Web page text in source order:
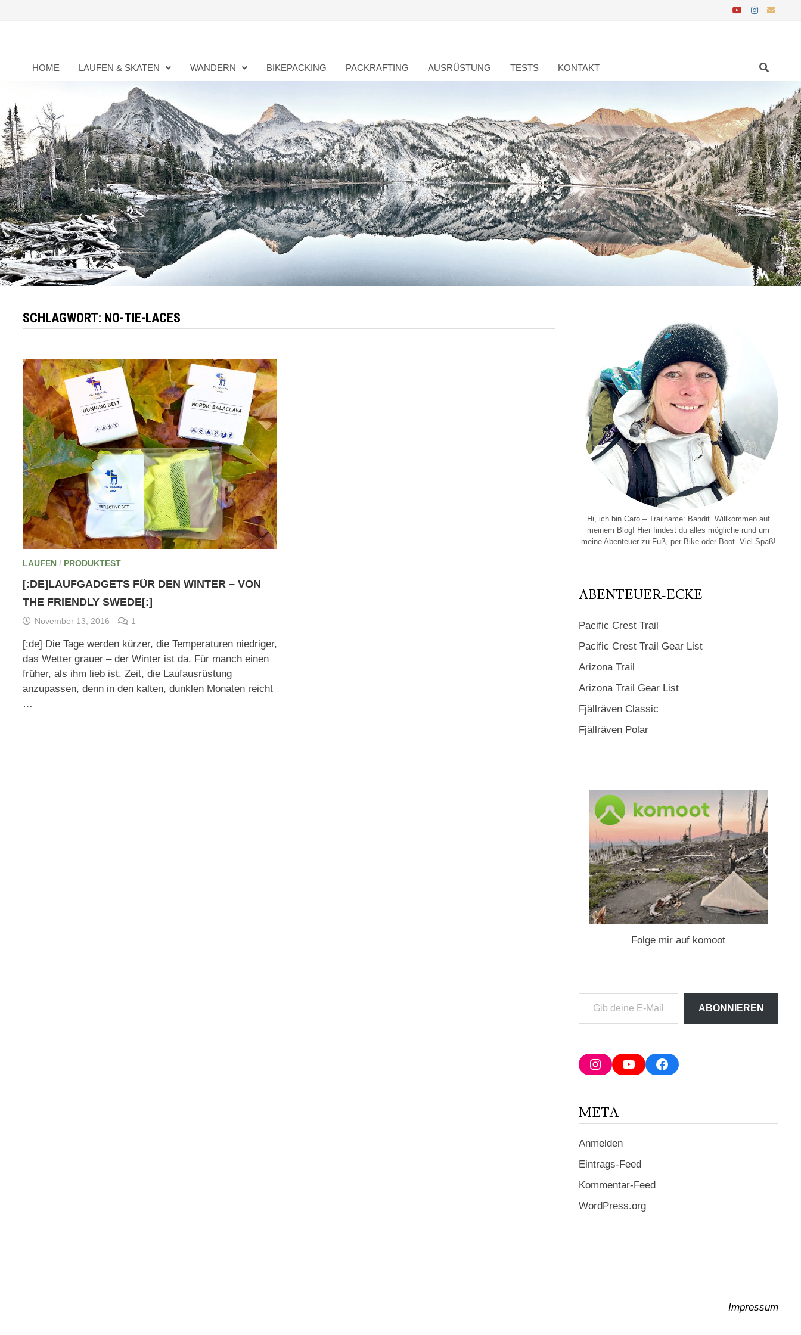
HOME LAUFEN & SKATEN WANDERN BIKEPACKING PACKRAFTING AUSRÜSTUNG TESTS KONTAKT
SCHLAGWORT: NO-TIE-LACES
LAUFEN / PRODUKTEST
[:DE]LAUFGADGETS FÜR DEN WINTER – VON
THE FRIENDLY SWEDE[:]
November 13, 2016 1
[:de] Die Tage werden kürzer, die Temperaturen niedriger,
das Wetter grauer – der Winter ist da. Für manch einen
früher, als ihm lieb ist. Zeit, die Laufausrüstung
anzupassen, denn in den kalten, dunklen Monaten reicht
…
Hi, ich bin Caro – Trailname: Bandit. Willkommen auf
meinem Blog! Hier findest du alles mögliche rund um
meine Abenteuer zu Fuß, per Bike oder Boot. Viel Spaß!
ABENTEUER-ECKE
Pacific Crest Trail
Pacific Crest Trail Gear List
Arizona Trail
Arizona Trail Gear List
Fjällräven Classic
Fjällräven Polar
Folge mir auf komoot
deine
Adresse
ein ...
ABONNIEREN
InstagramYouTubeFacebook
META
Anmelden
Eintrags-Feed
Kommentar-Feed
WordPress.org
Impressum